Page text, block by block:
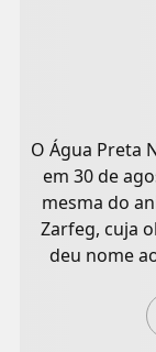
O Água Preta
em 30 de
mesma do
Zarfeg, cuja
deu nome